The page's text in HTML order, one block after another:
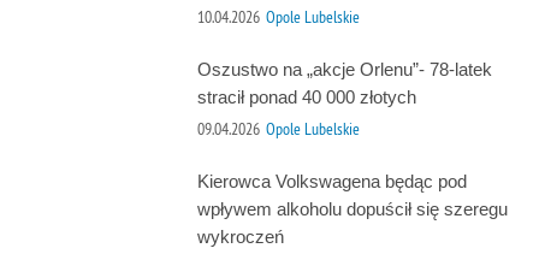
10.04.2026 Opole Lubelskie
Oszustwo na „akcje Orlenu”- 78-latek
stracił ponad 40 000 złotych
09.04.2026 Opole Lubelskie
Kierowca Volkswagena będąc pod
wpływem alkoholu dopuścił się szeregu
wykroczeń